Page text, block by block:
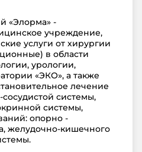
«Элорма» -
учреждение,
услуги от хирургии
в области
урологии,
«ЭКО», а также
лечение
системы,
системы,
опорно -
желудочно-кишечного